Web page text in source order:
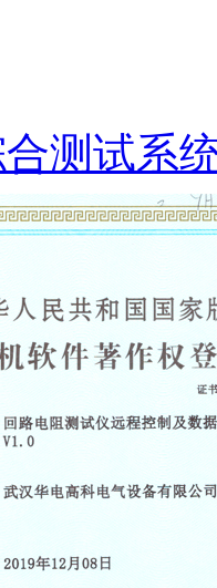
测试系